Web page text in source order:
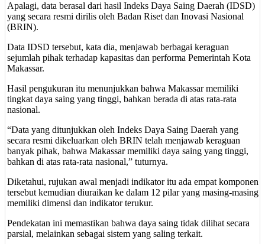
Apalagi, data berasal dari hasil Indeks Daya Saing Daerah (IDSD)
yang secara resmi dirilis oleh Badan Riset dan Inovasi Nasional
(BRIN).
Data IDSD tersebut, kata dia, menjawab berbagai keraguan
sejumlah pihak terhadap kapasitas dan performa Pemerintah Kota
Makassar.
Hasil pengukuran itu menunjukkan bahwa Makassar memiliki
tingkat daya saing yang tinggi, bahkan berada di atas rata-rata
nasional.
“Data yang ditunjukkan oleh Indeks Daya Saing Daerah yang
secara resmi dikeluarkan oleh BRIN telah menjawab keraguan
banyak pihak, bahwa Makassar memiliki daya saing yang tinggi,
bahkan di atas rata-rata nasional,” tuturnya.
Diketahui, rujukan awal menjadi indikator itu ada empat komponen
tersebut kemudian diuraikan ke dalam 12 pilar yang masing-masing
memiliki dimensi dan indikator terukur.
Pendekatan ini memastikan bahwa daya saing tidak dilihat secara
parsial, melainkan sebagai sistem yang saling terkait.